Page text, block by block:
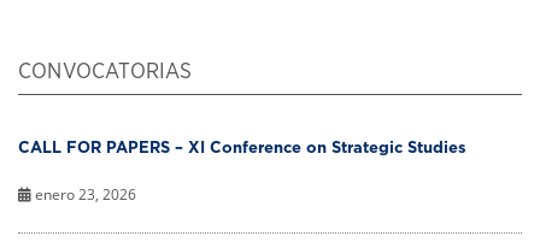
CONVOCATORIAS
CALL FOR PAPERS – XI Conference on Strategic Studies
enero 23, 2026